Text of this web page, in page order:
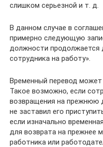
слишком серьезной и т. д.
В данном случае в
примерно следующую
должности
сотрудника на работу».
Временный перевод
Такое возможно, если
возвращения на прежнюю
не заставил его
если изначально
для возврата на прежнее
работника или